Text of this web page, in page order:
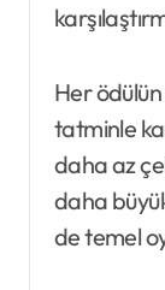
Her ödülün
tatminle
daha az
daha
de temel